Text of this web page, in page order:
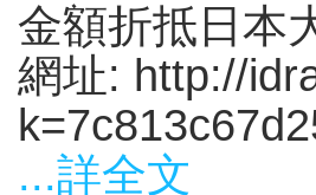
金額折抵日本
網址: http://
...詳全文